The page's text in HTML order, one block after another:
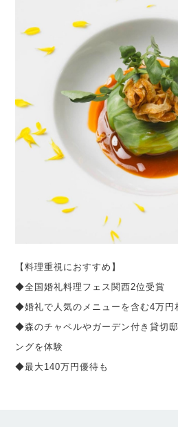
【料理重視におすすめ】
◆全国婚礼料理フェス関西2位受賞
◆婚礼で人気のメニューを含む4万円
◆森のチャペルやガーデン付き貸切
ングを体験
◆最大140万円優待も